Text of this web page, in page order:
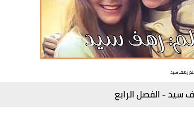
رهف سيد
سيد - الفصل الرابع